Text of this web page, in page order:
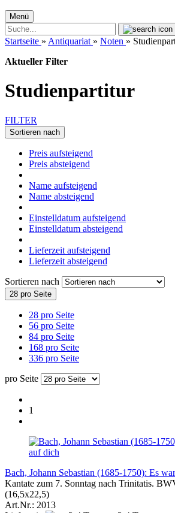
Menü
Startseite » Antiquariat » Noten »
Aktueller Filter
Studienpartitur
FILTER
Sortieren nach
Preis aufsteigend
Preis absteigend
Name aufsteigend
Name absteigend
Einstelldatum aufsteigend
Einstelldatum absteigend
Lieferzeit aufsteigend
Lieferzeit absteigend
Sortieren nach
28 pro Seite
28 pro Seite
56 pro Seite
84 pro Seite
168 pro Seite
336 pro Seite
pro Seite
1
Bach, Johann Sebastian (1685-1750): Es
Kantate zum 7. Sonntag nach Trinitatis.
(16,5x22,5)
Art.Nr.: 2013